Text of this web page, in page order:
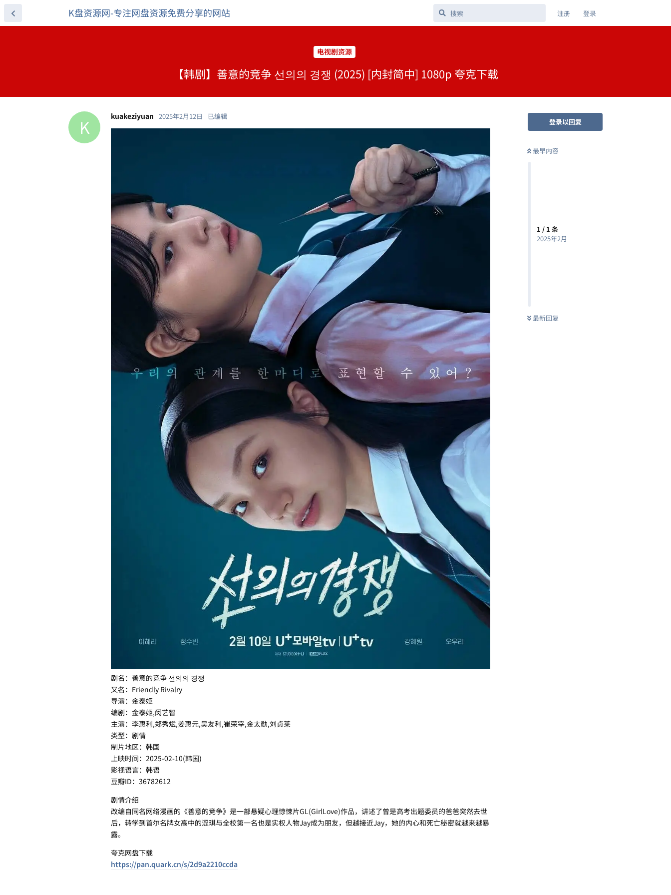
K盘资源网-专注网盘资源免费分享的网站 注册 登录
电视剧资源
【韩剧】善意的竞争 선의의 경쟁 (2025) [内封简中] 1080p 夸克下载
登录以回复
最早内容
1 / 1 条
2025年2月
最新回复
K kuakeziyuan 2025年2月12日 已编辑
剧名：善意的竞争 선의의 경쟁
又名：Friendly Rivalry
导演：金泰姬
编剧：金泰姬,闵艺智
主演：李惠利,郑秀斌,姜惠元,吴友利,崔荣宰,金太勋,刘贞莱
类型：剧情
制片地区：韩国
上映时间：2025-02-10(韩国)
影视语言：韩语
豆瓣ID：36782612
剧情介绍
改编自同名网络漫画的《善意的竞争》是一部悬疑心理惊悚片GL(GirlLove)作品，讲述了曾是高考出题委员的爸爸突然去世
后，转学到首尔名牌女高中的涩琪与全校第一名也是实权人物Jay成为朋友，但越接近Jay，她的内心和死亡秘密就越来越暴
露。
夸克网盘下载
https://pan.quark.cn/s/2d9a2210ccda